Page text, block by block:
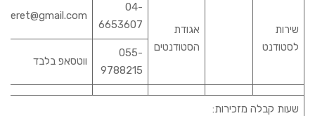
שירות
לסטודנט
אגודת
הסטודנטים
04-
6653607
055-
9788215
ווטסאפ בלבד
שעות קבלה מזכירות: